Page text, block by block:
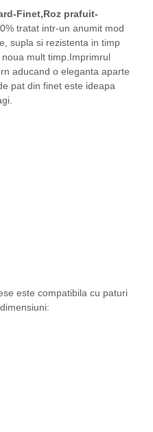
Finet,Roz prafuit-
tratat intr-un anumit mod
supla si rezistenta in timp
mult timp.Imprimrul
aducand o eleganta aparte
pat din finet este ideapa
este compatibila cu paturi